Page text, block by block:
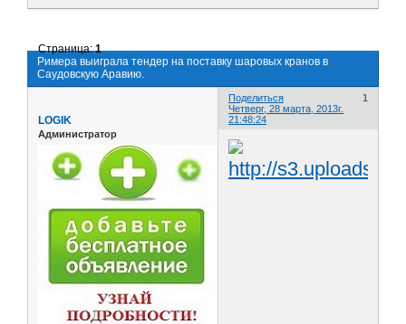
Римера выиграла тендер на поставку шаровых кранов в
Саудовскую Аравию.
Страница:1
Поделиться
1
Четверг, 28 марта, 2013г.
21:48:24
LOGIK
Администратор